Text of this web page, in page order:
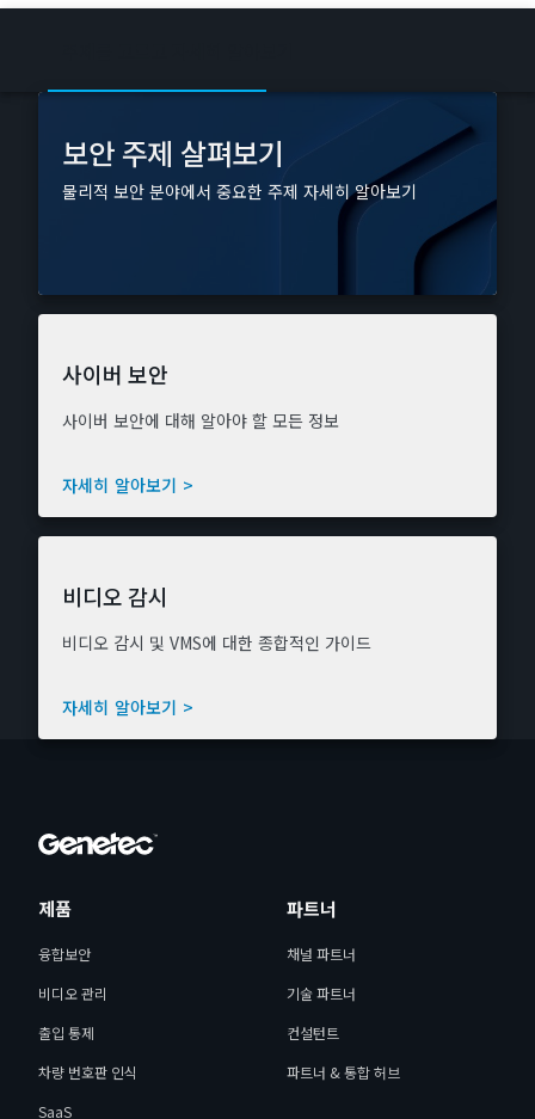
보안 주제 살펴보기
물리적 보안 분야에서 중요한 주제 자세히 알아보기
사이버 보안
사이버 보안에 대해 알아야 할 모든 정보
자세히 알아보기 >
비디오 감시
비디오 감시 및 VMS에 대한 종합적인 가이드
자세히 알아보기 >
제품
융합보안
비디오 관리
출입 통제
차량 번호판 인식
SaaS
파트너
채널 파트너
기술 파트너
컨설턴트
파트너 & 통합 허브